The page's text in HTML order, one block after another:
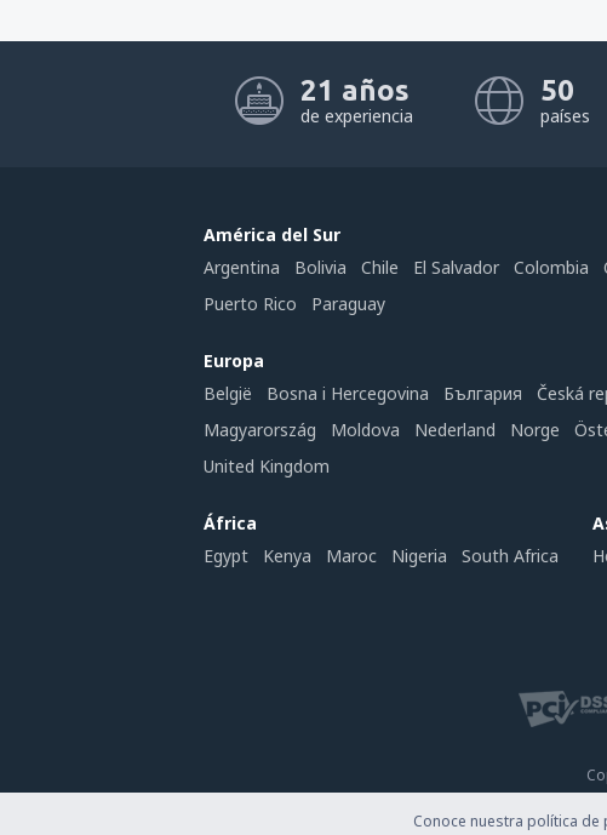
21 años
de experiencia
50
países
América del Sur
Argentina
Bolivia Chile El Salvador Colombia
Puerto Rico
Paraguay
Europa
België
Bosna i Hercegovina България Česká
Magyarország
Moldova Nederland Norge
United Kingdom
África
Egypt
Kenya Maroc Nigeria South Africa
Conoce nuestra política de